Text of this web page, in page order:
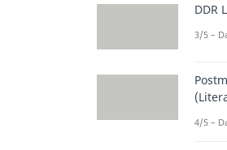
DDR
3/5 –
4/5 –